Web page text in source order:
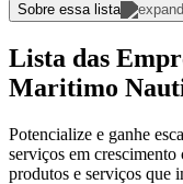
Sobre essa lista
Lista das
Maritimo
Potencialize e ganhe
serviços em
produtos e serviços que